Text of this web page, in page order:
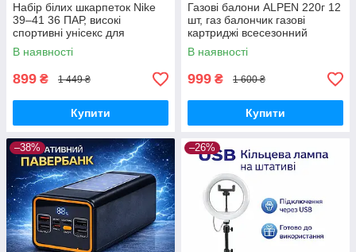
Набір білих шкарпеток Nike
39–41 36 ПАР, високі
спортивні унісекс для
щоденного використання
В наявності
899 ₴ 1 449 ₴
Купити
Газові балони ALPEN 220г 12
шт, газ балончик газові
картриджі всесезонний
пропан-бутан для
портативних плит, пальників
та кемпінгу
В наявності
999 ₴ 1 600 ₴
Купити
–38% –26%